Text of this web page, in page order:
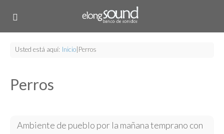
Usted está aquí: Inicio Perros
Perros
Ambiente de pueblo por la mañana temprano con